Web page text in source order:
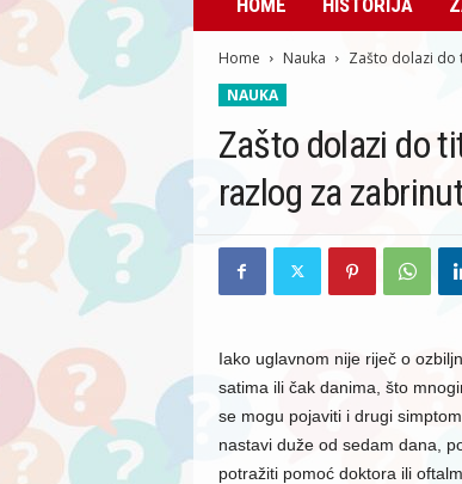
HOME HISTORIJA
Home Nauka
Zašto dolazi do
NAUKA
Zašto dolazi do
razlog za
Iako uglavnom nije riječ o
satima ili čak danima, što
se mogu pojaviti i drugi
nastavi duže od sedam dana,
potražiti pomoć doktora ili